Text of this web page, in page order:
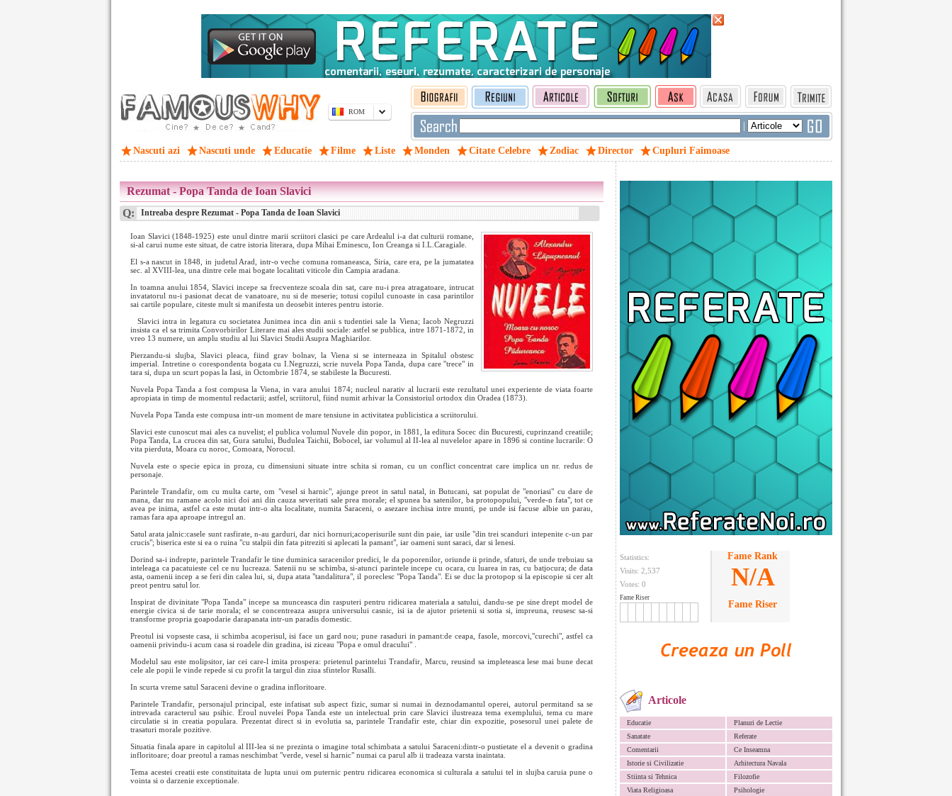
ROM
|
Nascuti azi Nascuti unde Educatie Filme Liste Monden Citate Celebre Zodiac Director Cupluri Faimoase
Statistics:
Visits: 2,537
Votes: 0
Fame Riser
Fame Rank
N/A
Fame Riser
Articole
Educatie
Planuri de Lectie
Sanatate
Referate
Comentarii
Ce Inseamna
Istorie si Civilizatie
Arhitectura Navala
Stiinta si Tehnica
Filozofie
Viata Religioasa
Psihologie
Rezumat - Popa Tanda de Ioan Slavici
Q: Intreaba despre Rezumat - Popa Tanda de Ioan Slavici
Ioan Slavici (1848-1925) este unul dintre marii scriitori clasici pe care Ardealul i-a dat culturii romane,
si-al carui nume este situat, de catre istoria literara, dupa Mihai Eminescu, Ion Creanga si I.L.Caragiale.
El s-a nascut in 1848, in judetul Arad, intr-o veche comuna romaneasca, Siria, care era, pe la jumatatea
sec. al XVIII-lea, una dintre cele mai bogate localitati viticole din Campia aradana.
In toamna anului 1854, Slavici incepe sa frecventeze scoala din sat, care nu-i prea atragatoare, intrucat
invatatorul nu-i pasionat decat de vanatoare, nu si de meserie; totusi copilul cunoaste in casa parintilor
sai cartile populare, citeste mult si manifesta un deosebit interes pentru istorie.
Slavici intra in legatura cu societatea Junimea inca din anii studentiei sale la Viena; Iacob Negruzzi
insista ca el sa trimita Convorbirilor Literare mai ales studii sociale: astfel se publica, intre 1871-1872, in
vreo 13 numere, un amplu studiu al lui Slavici Studii Asupra Maghiarilor.
Pierzandu-si slujba, Slavici pleaca, fiind grav bolnav, la Viena si se interneaza in Spitalul obstesc
imperial. Intretine o corespondenta bogata cu I.Negruzzi, scrie nuvela Popa Tanda, dupa care ''trece" in
tara si, dupa un scurt popas la Iasi, in Octombrie 1874, se stabileste la Bucuresti.
Nuvela Popa Tanda a fost compusa la Viena, in vara anului 1874; nucleul narativ al lucrarii este rezultatul unei experiente de viata foarte
apropiata in timp de momentul redactarii; astfel, scriitorul, fiind numit arhivar la Consistoriul ortodox din Oradea (1873).
Nuvela Popa Tanda este compusa intr-un moment de mare tensiune in activitatea publicistica a scriitorului.
Slavici este cunoscut mai ales ca nuvelist; el publica volumul Nuvele din popor, in 1881, la editura Socec din Bucuresti, cuprinzand creatiile;
Popa Tanda, La crucea din sat, Gura satului, Budulea Taichii, Bobocel, iar volumul al II-lea al nuvelelor apare in 1896 si contine lucrarile: O
vita pierduta, Moara cu noroc, Comoara, Norocul.
Nuvela este o specie epica in proza, cu dimensiuni situate intre schita si roman, cu un conflict concentrat care implica un nr. redus de
personaje.
Parintele Trandafir, om cu multa carte, om "vesel si harnic", ajunge preot in satul natal, in Butucani, sat populat de "enoriasi" cu dare de
mana, dar nu ramane acolo nici doi ani din cauza severitati sale prea morale; el spunea ba satenilor, ba protopopului, "verde-n fata", tot ce
avea pe inima, astfel ca este mutat intr-o alta localitate, numita Saraceni, o asezare inchisa intre munti, pe unde isi facuse albie un parau,
ramas fara apa aproape intregul an.
Satul arata jalnic:casele sunt rasfirate, n-au garduri, dar nici hornuri;acoperisurile sunt din paie, iar usile "din trei scanduri intepenite c-un par
crucis"; biserica este si ea o ruina "cu stalpii din fata pitreziti si aplecati la pamant", iar oameni sunt saraci, dar si lenesi.
Dorind sa-i indrepte, parintele Trandafir le tine duminica saracenilor predici, le da poporenilor, oriunde ii prinde, sfaturi, de unde trebuiau sa
inteleaga ca pacatuieste cel ce nu lucreaza. Satenii nu se schimba, si-atunci parintele incepe cu ocara, cu luarea in ras, cu batjocura; de data
asta, oamenii incep a se feri din calea lui, si, dupa atata "tandalitura", il poreclesc "Popa Tanda". Ei se duc la protopop si la episcopie si cer alt
preot pentru satul lor.
Inspirat de divinitate "Popa Tanda" incepe sa munceasca din rasputeri pentru ridicarea materiala a satului, dandu-se pe sine drept model de
energie civica si de tarie morala; el se concentreaza asupra universului casnic, isi ia de ajutor prietenii si sotia si, impreuna, reusesc sa-si
transforme propria goapodarie darapanata intr-un paradis domestic.
Preotul isi vopseste casa, ii schimba acoperisul, isi face un gard nou; pune rasaduri in pamant:de ceapa, fasole, morcovi,"curechi", astfel ca
oamenii privindu-i acum casa si roadele din gradina, isi ziceau "Popa e omul dracului" .
Modelul sau este molipsitor, iar cei care-l imita prospera: prietenul parintelui Trandafir, Marcu, reusind sa impleteasca lese mai bune decat
cele ale popii le vinde repede si cu profit la targul din ziua sfintelor Rusalli.
In scurta vreme satul Saraceni devine o gradina infloritoare.
Parintele Trandafir, personajul principal, este infatisat sub aspect fizic, sumar si numai in deznodamantul operei, autorul permitand sa se
intrevada caracterul sau psihic. Eroul nuvelei Popa Tanda este un intelectual prin care Slavici ilustreaza tema exemplului, tema cu mare
circulatie si in creatia populara. Prezentat direct si in evolutia sa, parintele Trandafir este, chiar din expozitie, posesorul unei palete de
trasaturi morale pozitive.
Situatia finala apare in capitolul al III-lea si ne prezinta o imagine total schimbata a satului Saraceni:dintr-o pustietate el a devenit o gradina
infloritoare; doar preotul a ramas neschimbat "verde, vesel si harnic" numai ca parul alb ii tradeaza varsta inaintata.
Tema acestei creatii este constituitata de lupta unui om puternic pentru ridicarea economica si culturala a satului tel in slujba caruia pune o
vointa si o darzenie exceptionale.